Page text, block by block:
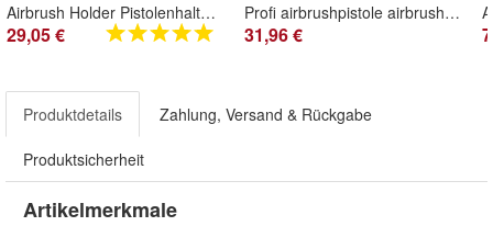
Airbrush Holder Pistolenhalter Pistolen Halter Ablage Ständer Halterung Zubehör
29,05 €
Profi airbrushpistole airbrush pistole Double Action Pistolen BD-208 red rot
31,96 €
Produktdetails Zahlung, Versand & Rückgabe
Produktsicherheit
Artikelmerkmale